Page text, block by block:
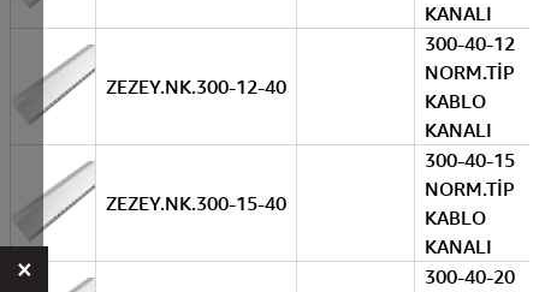
KANALI
ZEZEY.NK.300-12-40
300-40-12
NORM.TİP
KABLO
KANALI
ZEZEY.NK.300-15-40
300-40-15
NORM.TİP
KABLO
KANALI
300-40-20
×